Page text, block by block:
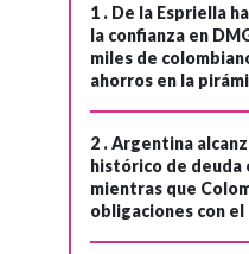
1 . De la Espriella
la confianza en
miles de
ahorros en la
2 .Argentina
histórico de deuda
mientras que
obligaciones con el